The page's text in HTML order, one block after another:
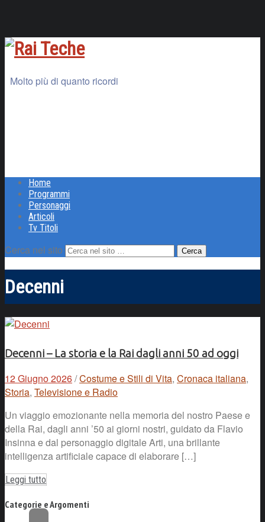
Molto più di quanto ricordi
Home
Programmi
Personaggi
Articoli
Tv Titoli
Cerca nel sito
Decenni
Decenni – La storia e la Rai dagli anni 50 ad oggi
12 Giugno 2026/Costume e Stili di Vita, Cronaca italiana,
Storia, Televisione e Radio
Un viaggio emozionante nella memoria del nostro Paese e
della Rai, dagli anni ’50 ai giorni nostri, guidato da Flavio
Insinna e dal personaggio digitale Arti, una brillante
intelligenza artificiale capace di elaborare […]
Leggi tutto
Categorie e Argomenti